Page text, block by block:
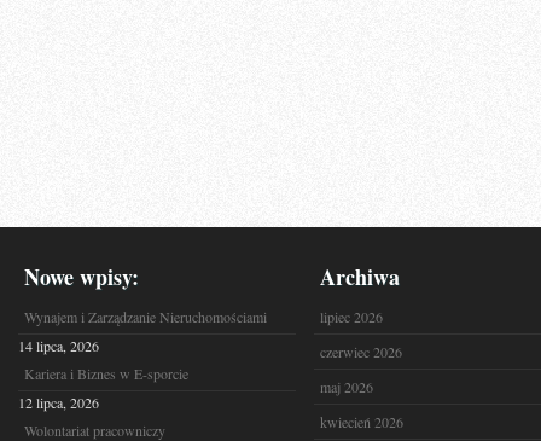
Nowe wpisy:
Wynajem i Zarządzanie Nieruchomościami
14 lipca, 2026
Kariera i Biznes w E-sporcie
12 lipca, 2026
Wolontariat pracowniczy
Archiwa
lipiec 2026
czerwiec 2026
maj 2026
kwiecień 2026